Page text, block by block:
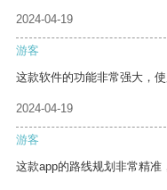
2024-04-19
游客
这款软件的功能非常强大，使
2024-04-19
游客
这款app的路线规划非常精准